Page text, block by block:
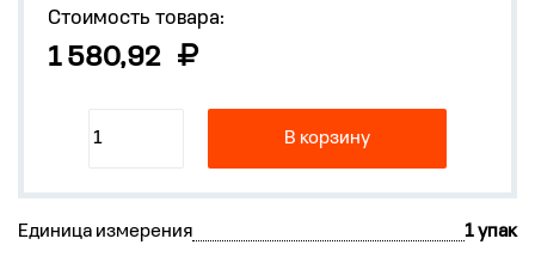
Стоимость товара:
1 580,92
В корзину
Единица измерения
1 упак